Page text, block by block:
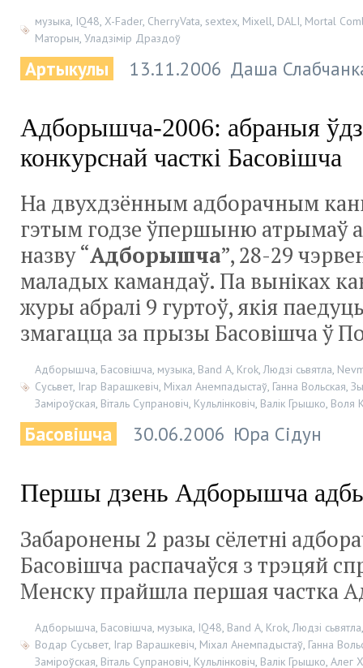
музыка, IQ48, X-Fader, CherryVata, sextex, Мixell, DALI, Mortal
Маторын, Уладзімір Драздоў
Артыкулы 13.11.2006 Даша
Адборышча-2006: абраныя
конкурснай часткі Басовішча
На двухдзённым адборачным
гэтым годзе ўпершыню атрымаў
назву “Адборышча”, 28-29
маладых камандаў. Па выніках
журы абралі 9 гуртоў, якія
змагацца за прызы Басовішча ў
Адборышча, Басовішча, музыка, Band А, Krok,Людзі сьвятла,
Сусьвет, Ігар Варашкевіч, Міхал Анемпадыстаў, Ганна Вольская,
Заміроўская, Віталь Супрановіч, Кульлінковіч, Валік Грышко, Воля
Басовішча 30.06.2006 Юра Сідун
Першы дзень Адборышча
Забаронены 2 разы сёлетні
Басовішча распачаўся з трэцяй
Менску прайшла першая частка
Адборышча Басовішча музыка IQ48 Band А Krok Людзі сьвятла
Водар Сусьвет Ігар Варашкевіч Міхал Анемпадыстаў Ганна
Заміроўская Віталь Супрановіч Кульлінковіч Валік Грышко Алег